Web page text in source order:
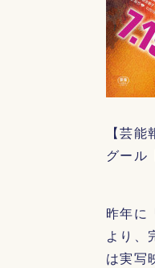
【芸
グール
昨年に
より、
は実写